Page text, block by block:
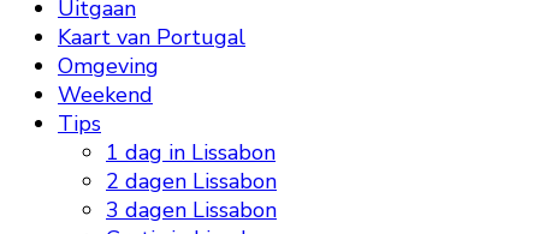
Uitgaan
Kaart van Portugal
Omgeving
Weekend
Tips
1 dag in Lissabon
2 dagen Lissabon
3 dagen Lissabon